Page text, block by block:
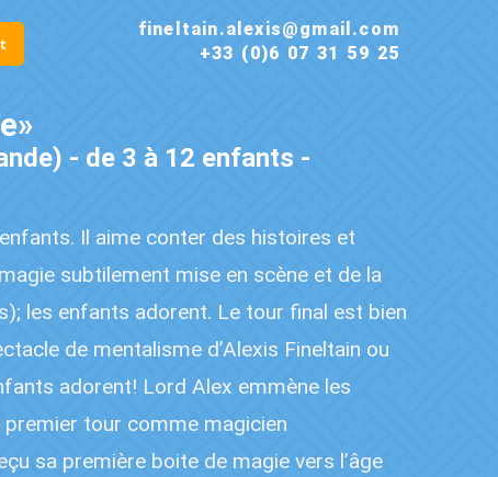
fineltain.alexis@gmail.com
+33 (0)6 07 31 59 25
- de 3 à 12 enfants -
Il aime conter des histoires et
subtilement mise en scène et de la
les enfants adorent. Le tour final est bien
de mentalisme d’Alexis Fineltain ou
adorent! Lord Alex emmène les
tour comme magicien
sa première boite de magie vers l’âge